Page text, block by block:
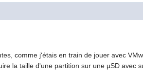
comme j'étais en train de jouer avec
la taille d'une partition sur une µSD avec